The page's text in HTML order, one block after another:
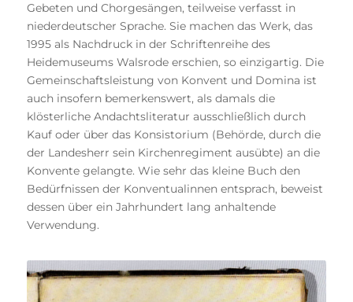
Gebeten und Chorgesängen, teilweise verfasst in
niederdeutscher Sprache. Sie machen das Werk, das
1995 als Nachdruck in der Schriftenreihe des
Heidemuseums Walsrode erschien, so einzigartig. Die
Gemeinschaftsleistung von Konvent und Domina ist
auch insofern bemerkenswert, als damals die
klösterliche Andachtsliteratur ausschließlich durch
Kauf oder über das Konsistorium (Behörde, durch die
der Landesherr sein Kirchenregiment ausübte) an die
Konvente gelangte. Wie sehr das kleine Buch den
Bedürfnissen der Konventualinnen entsprach, beweist
dessen über ein Jahrhundert lang anhaltende
Verwendung.